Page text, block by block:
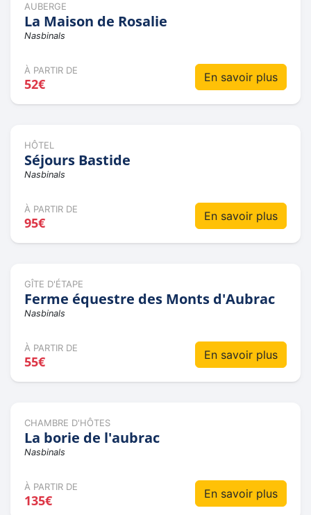
AUBERGE
La Maison de Rosalie
Nasbinals
À PARTIR DE
52€ En savoir plus
HÔTEL
Séjours Bastide
Nasbinals
À PARTIR DE
95€ En savoir plus
GÎTE D'ÉTAPE
Ferme équestre des Monts d'Aubrac
Nasbinals
À PARTIR DE
55€ En savoir plus
CHAMBRE D'HÔTES
La borie de l'aubrac
Nasbinals
À PARTIR DE
135€ En savoir plus